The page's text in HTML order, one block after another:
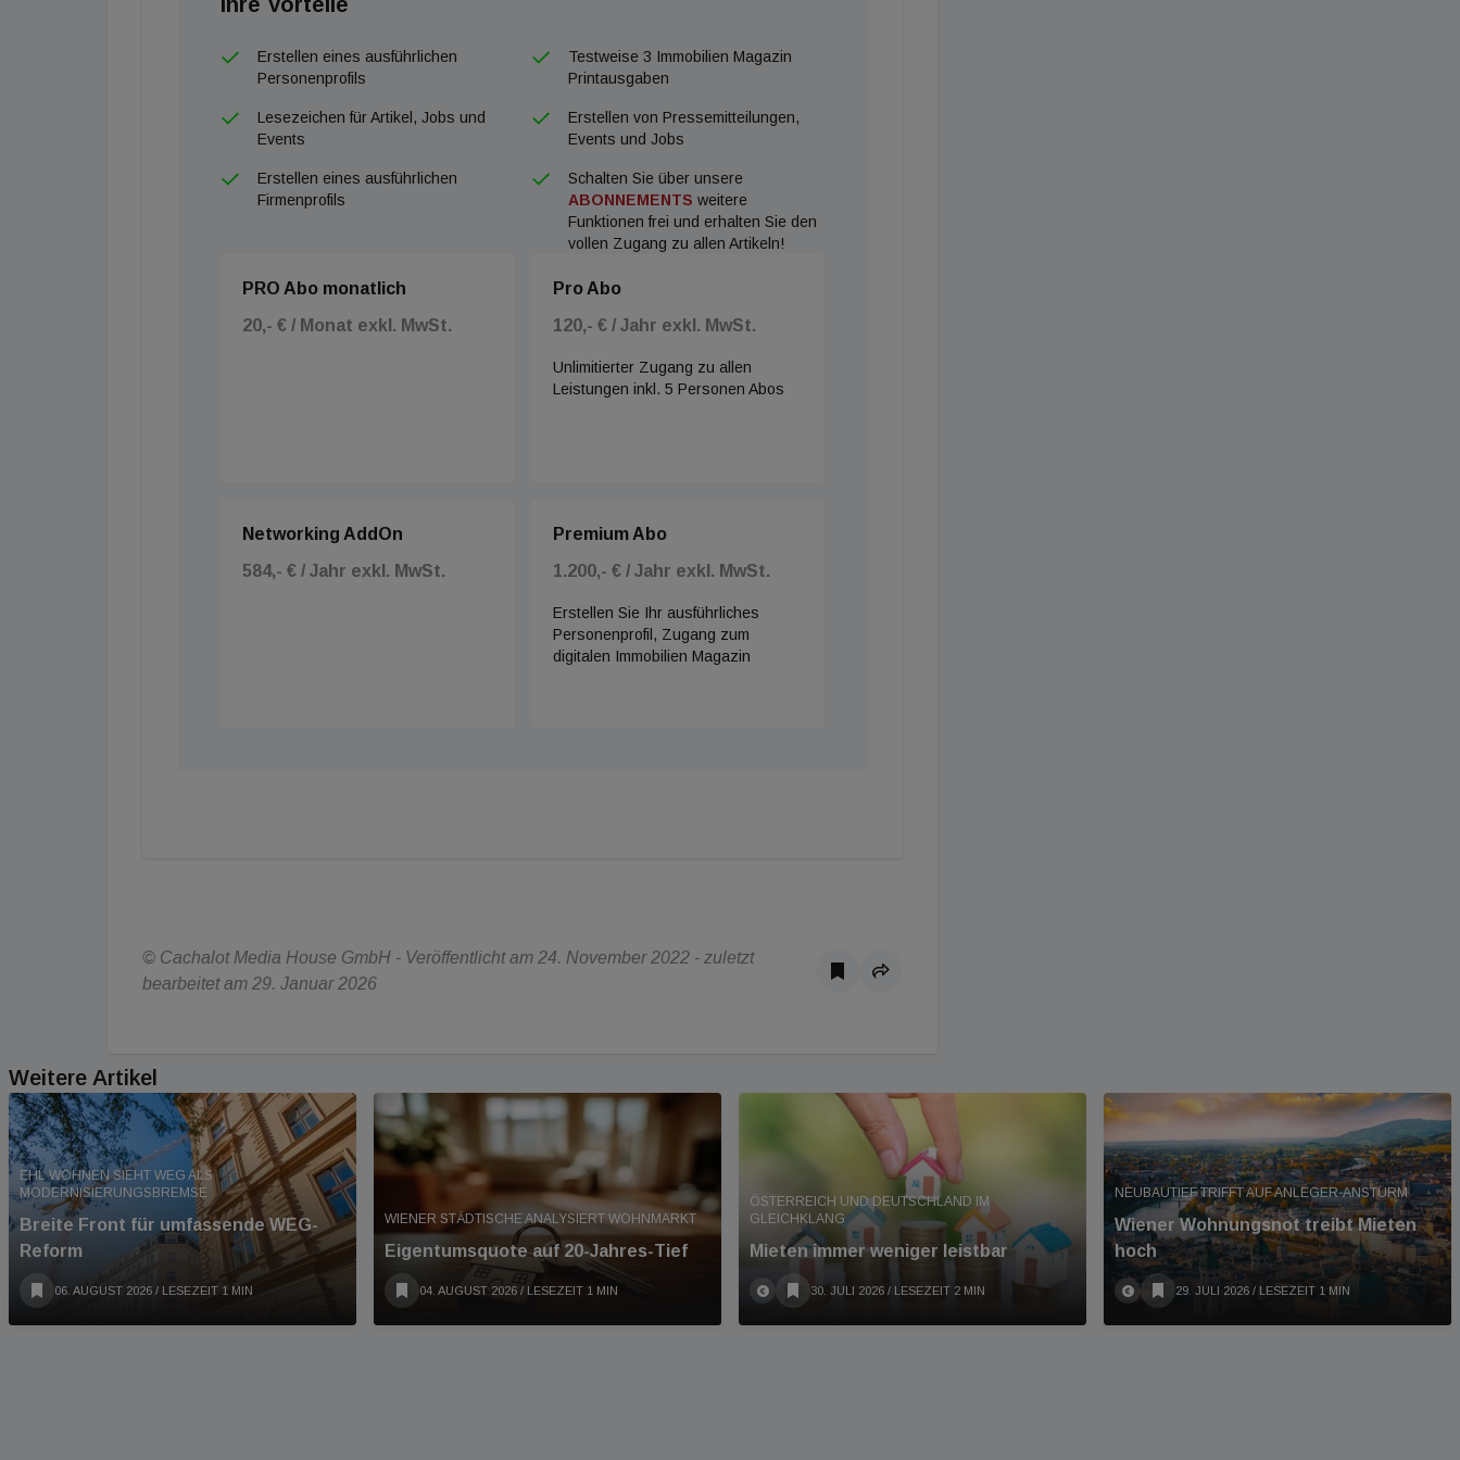
Erstellen eines ausführlichen
Personenprofils
Testweise 3 Immobilien Magazin
Printausgaben
Lesezeichen für Artikel, Jobs und
Events
Erstellen von Pressemitteilungen,
Events und Jobs
Erstellen eines ausführlichen
Firmenprofils
Schalten Sie über unsere
ABONNEMENTS weitere
Funktionen frei und erhalten Sie den
vollen Zugang zu allen Artikeln!
PRO Abo monatlich
20,- € / Monat exkl. MwSt.
Pro Abo
120,- € / Jahr exkl. MwSt.
Unlimitierter Zugang zu allen
Leistungen inkl. 5 Personen Abos
Networking AddOn
584,- € / Jahr exkl. MwSt.
Premium Abo
1.200,- € / Jahr exkl. MwSt.
Erstellen Sie Ihr ausführliches
Personenprofil, Zugang zum
digitalen Immobilien Magazin
© Cachalot Media House GmbH - Veröffentlicht am 24. November 2022 - zuletzt
bearbeitet am 29. Januar 2026
Weitere Artikel
EHL WOHNEN SIEHT WEG ALS
MODERNISIERUNGSBREMSE
Breite Front für umfassende WEG-
Reform
06. AUGUST 2026 / LESEZEIT 1 MIN
WIENER STÄDTISCHE ANALYSIERT WOHNMARKT
Eigentumsquote auf 20-Jahres-Tief
04. AUGUST 2026 / LESEZEIT 1 MIN
ÖSTERREICH UND DEUTSCHLAND IM
GLEICHKLANG
Mieten immer weniger leistbar
30. JULI 2026 / LESEZEIT 2 MIN
NEUBAUTIEF TRIFFT AUF ANLEGER-ANSTURM
Wiener Wohnungsnot treibt Mieten
hoch
29. JULI 2026 / LESEZEIT 1 MIN